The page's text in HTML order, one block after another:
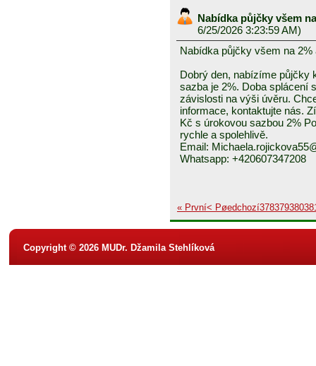
Nabídka půjčky všem
6/25/2026 3:23:59 AM)
Nabídka půjčky všem na 2%
Dobrý den, nabízíme půjčky
sazba je 2%. Doba splácení
závislosti na výši úvěru.
informace, kontaktujte nás.
Kč s úrokovou sazbou 2%
rychle a spolehlivě.
Email:
Whatsapp: +420607347208
« První< Pøedchozí378379380
Copyright © 2026 MUDr. Džamila Stehlíková